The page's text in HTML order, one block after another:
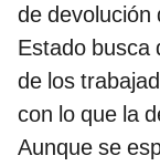
de devolución
Estado busca
de los
con lo que la
Aunque se